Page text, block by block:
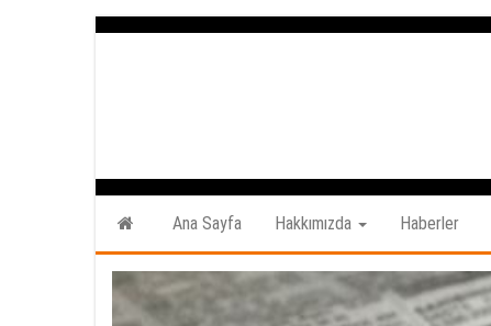
İçeriğe
Ana Sayfa Hakkımızda Haberler